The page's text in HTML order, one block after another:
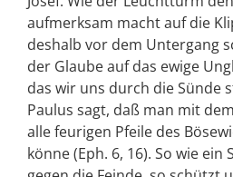
aufmerksam macht auf die
deshalb vor dem Untergang
der Glaube auf das ewige
das wir uns durch die Sünde
Paulus sagt, daß man mit
alle feurigen Pfeile des
könne (Eph. 6, 16). So wie ein